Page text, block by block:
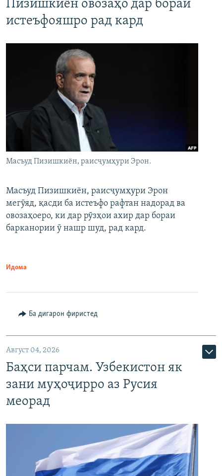
Пизишкиён овозаҳо дар бораи
истеъфояшро рад кард
Масъуд Пизишкиён, раисҷумҳури Эрон.
Масъуд Пизишкиён, раисҷумҳури Эрон
мегӯяд, қасди ба истеъфо рафтан надорад ва
овозаҳоеро, ки дар рӯзҳои ахир дар бораи
барканории ӯ нашр шуд, рад кард.
Идома
Ба дигарон фиристед
Август 04, 2026
Баҳси парчам. Узбекистон як
зани муҳоҷирро аз Русия
меорад